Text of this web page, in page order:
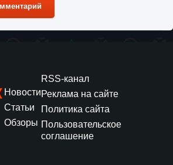
Новости
Статьи
Обзоры
RSS-канал
Реклама на сайте
Политика сайта
Пользовательское
соглашение